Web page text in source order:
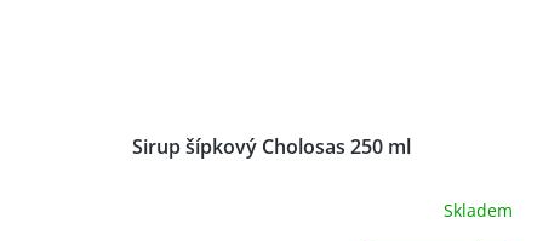
Sirup šípkový Cholosas 250 ml
Skladem